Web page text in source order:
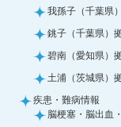
我孫子（千葉県
銚子（千葉県）
碧南（愛知県）
土浦（茨城県）
疾患・難病情報
脳梗塞・脳出血